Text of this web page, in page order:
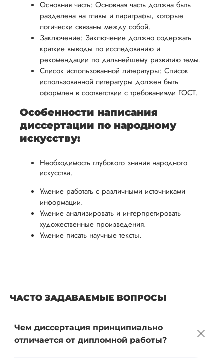
Основная часть: Основная часть должна быть
разделена на главы и параграфы, которые
логически связаны между собой.
Заключение: Заключение должно содержать
краткие выводы по исследованию и
рекомендации по дальнейшему развитию темы.
Список использованной литературы: Список
использованной литературы должен быть
оформлен в соответствии с требованиями ГОСТ.
Особенности написания
диссертации по народному
искусству:
Необходимость глубокого знания народного
искусства.
Умение работать с различными источниками
информации.
Умение анализировать и интерпретировать
художественные произведения.
Умение писать научные тексты.
ЧАСТО ЗАДАВАЕМЫЕ ВОПРОСЫ
Чем диссертация принципиально
отличается от дипломной работы?